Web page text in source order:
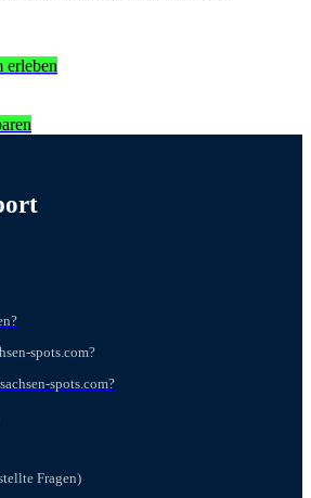
erleben
spots.com?
spots.com?
Fragen)